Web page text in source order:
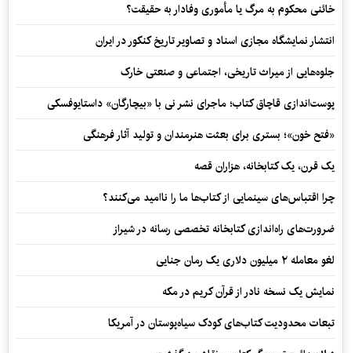
خائنی محکوم به مرگ یا مأموری وفادار به حقیقت؟
انتشار نمایشگاه مجازی اسناد و تصاویر تاریخ کنکور در ایران
جلوه‌هایی از میراث تاریخی، اجتماعی و صنعتی خارک
پوست‌اندازی قاچاق کتاب؛ ماجرای نشر نی با «بیچارگان» داستایوفسکی
«فتح خون»؛ بستری برای بعثت هنرمندان و تولید آثار فرهنگی
یک قرن، یک کتابخانه، هزاران قصه
چرا اقتباس‌های سینمایی از کتاب‌ها ما را ناامید می‌کنند؟
ضرورت‌های راه‌اندازی کتابخانه تخصصی رسانه در شیراز
لغو معامله ۲ میلیون دلاری یک رمان جنایی
نمایش یک نسخه نادر از قرآن کریم در مکه
تبعات محدودیت کتاب‌های کودک سیاه‌پوستان در آمریکا